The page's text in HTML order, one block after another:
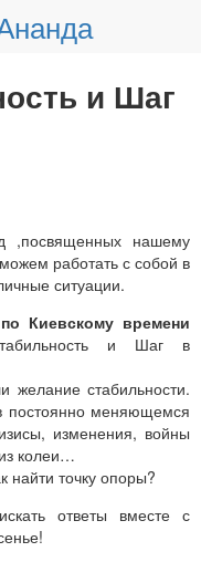
и Шаг
,посвященных нашему
работать с собой в
ситуации.
Киевскому времени
и Шаг в
желание стабильности.
меняющемся
изменения, войны
колеи…
найти точку опоры?
ответы вместе с